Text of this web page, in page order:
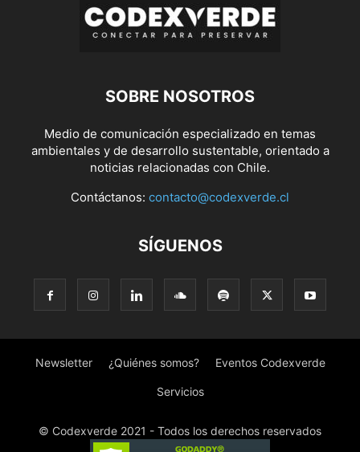
SOBRE NOSOTROS
Medio de comunicación especializado en temas
ambientales y de desarrollo sustentable, orientado a
noticias relacionadas con Chile.
Contáctanos: contacto@codexverde.cl
SÍGUENOS
Newsletter ¿Quiénes somos? Eventos Codexverde
Servicios
© Codexverde 2021 - Todos los derechos reservados